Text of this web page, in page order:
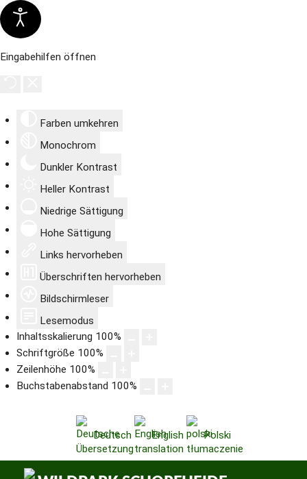
Eingabehilfen öffnen
Farben umkehren
Monochrom
Dunkler Kontrast
Heller Kontrast
Niedrige Sättigung
Hohe Sättigung
Links hervorheben
Überschriften hervorheben
Bildschirmleser
Lesemodus
Inhaltsskalierung 100%
Schriftgröße 100%
Zeilenhöhe 100%
Buchstabenabstand 100%
Deutsch English Polski